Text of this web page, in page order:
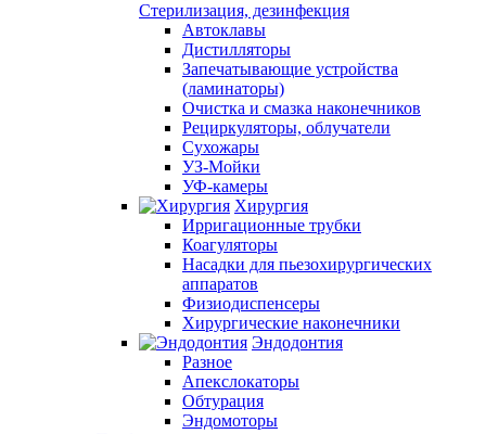
Стерилизация, дезинфекция
Автоклавы
Дистилляторы
Запечатывающие устройства
(ламинаторы)
Очистка и смазка наконечников
Рециркуляторы, облучатели
Сухожары
УЗ-Мойки
УФ-камеры
Хирургия
Ирригационные трубки
Коагуляторы
Насадки для пьезохирургических
аппаратов
Физиодиспенсеры
Хирургические наконечники
Эндодонтия
Разное
Апекслокаторы
Обтурация
Эндомоторы